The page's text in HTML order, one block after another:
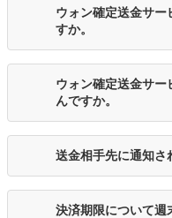
ウォン確定送金サー
すか。
ウォン確定送金サー
んですか。
送金相手先に通知さ
決済期限について週